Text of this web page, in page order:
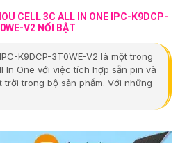
CELL 3C ALL IN ONE IPC-K9DCP-
V2 NỔI BẬT
K9DCP-3T0WE-V2 là một trong
In One với việc tích hợp sẵn pin và
trời trong bộ sản phẩm. Với những